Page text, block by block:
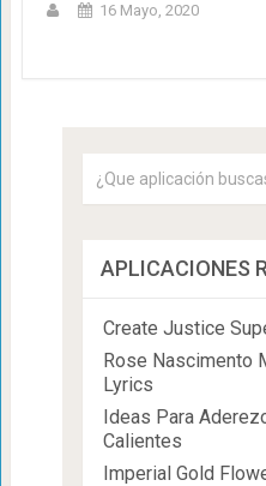
16 Mayo, 2020
APLICACIONES
Create Justice
Rose Nascimento
Lyrics
Ideas Para
Calientes
Imperial Gold